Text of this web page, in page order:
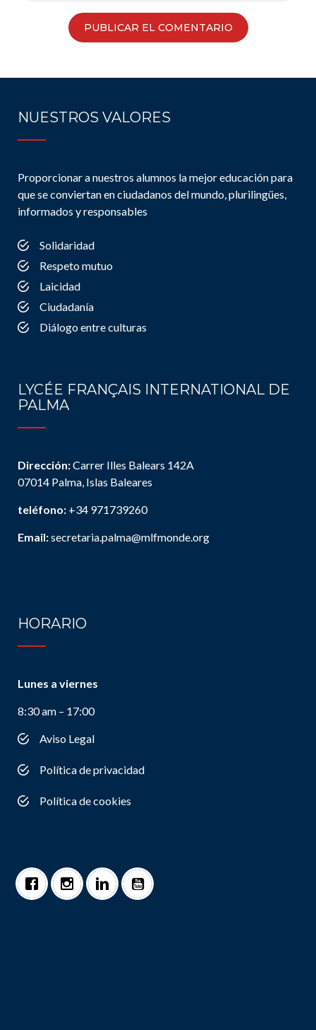
NUESTROS VALORES
Proporcionar a nuestros alumnos la mejor educación para
que se conviertan en ciudadanos del mundo, plurilingües,
informados y responsables
Solidaridad
Respeto mutuo
Laicidad
Ciudadanía
Diálogo entre culturas
LYCÉE FRANÇAIS INTERNATIONAL DE
PALMA
Dirección:Carrer Illes Balears 142A
07014 Palma, Islas Baleares
teléfono: +34 971739260
Email:secretaria.palma@mlfmonde.org
HORARIO
Lunes a viernes
8:30 am – 17:00
Aviso Legal
Política de privacidad
Política de cookies